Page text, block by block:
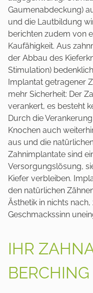
Gaumenabdeckung)
und die Lautbildung
berichten zudem von
Kaufähigkeit. Aus
der Abbau des
Stimulation)
Implantat getragener
mehr Sicherheit: Der
verankert, es besteht
Durch die
Knochen auch
aus und die
Zahnimplantate sind
Versorgungslösung,
Kiefer verbleiben.
den natürlichen
Ästhetik in nichts
Geschmackssinn
IHR